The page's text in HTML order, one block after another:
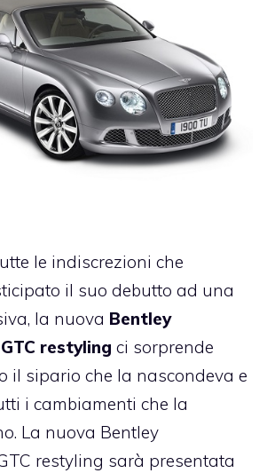
le indiscrezioni che
il suo debutto ad una
la nuova Bentley
restyling ci sorprende
il sipario che la nascondeva e
i cambiamenti che la
La nuova Bentley
restyling sarà presentata